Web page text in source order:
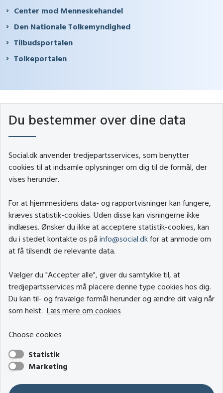
Center mod Menneskehandel
Den Nationale Tolkemyndighed
Tilbudsportalen
Tolkeportalen
Du bestemmer over dine data
Social.dk anvender tredjepartsservices, som benytter
cookies til at indsamle oplysninger om dig til de formål, der
vises herunder.
For at hjemmesidens data- og rapportvisninger kan fungere,
kræves statistik-cookies. Uden disse kan visningerne ikke
indlæses. Ønsker du ikke at acceptere statistik-cookies, kan
du i stedet kontakte os på info@social.dk for at anmode om
at få tilsendt de relevante data.
Vælger du "Accepter alle", giver du samtykke til, at
tredjepartsservices må placere denne type cookies hos dig.
Du kan til- og fravælge formål herunder og ændre dit valg når
som helst. Læs mere om cookies
Choose cookies
Statistik
Marketing